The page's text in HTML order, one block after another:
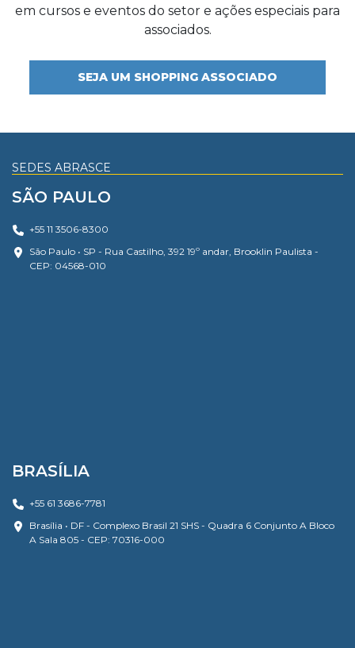
em cursos e eventos do setor e ações especiais para
associados.
SEJA UM SHOPPING ASSOCIADO
SEDES ABRASCE
SÃO PAULO
+55 11 3506-8300
São Paulo • SP - Rua Castilho, 392 19º andar, Brooklin Paulista -
CEP: 04568-010
BRASÍLIA
+55 61 3686-7781
Brasília • DF - Complexo Brasil 21 SHS - Quadra 6 Conjunto A Bloco
A Sala 805 - CEP: 70316-000